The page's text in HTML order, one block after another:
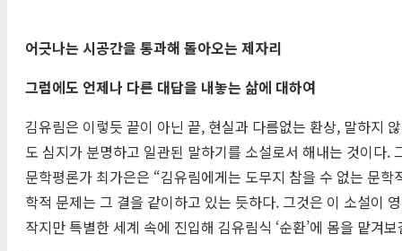
어긋나는 시공간을 통과해 돌아오는 제자리
그럼에도 언제나 다른 대답을 내놓는 삶에 대하여
김유림은 이렇듯 끝이 아닌 끝, 현실과 다름없는 환상, 말하지
도 심지가 분명하고 일관된 말하기를 소설로서 해내는 것이다
문학평론가 최가은은 “김유림에게는 도무지 참을 수 없는 문
학적 문제는 그 결을 같이하고 있는 듯하다. 그것은 이 소설이
작지만 특별한 세계 속에 진입해 김유림식 ‘순환’에 몸을 맡겨